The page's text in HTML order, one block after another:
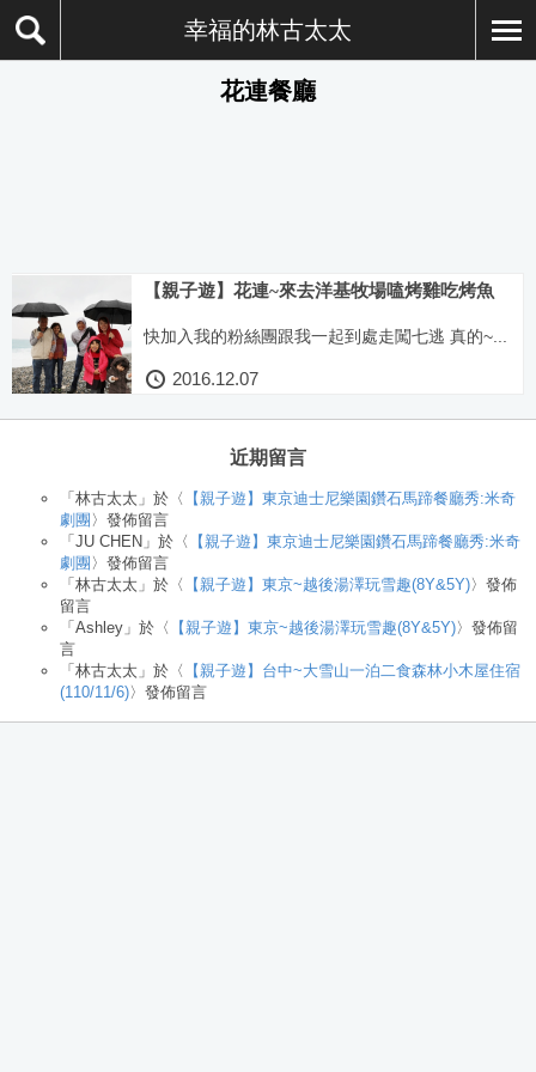
幸福的林古太太
花連餐廳
【親子遊】花連~來去洋基牧場嗑烤雞吃烤魚
快加入我的粉絲團跟我一起到處走闖七逃 真的~...
2016.12.07
近期留言
「 林古太太 」於〈
【親子遊】東京迪士尼樂園鑽石馬蹄餐廳秀:米奇
劇團 〉發佈留言
「 JU CHEN 」於〈
【親子遊】東京迪士尼樂園鑽石馬蹄餐廳秀:米奇
劇團 〉發佈留言
「 林古太太 」於〈 【親子遊】東京~越後湯澤玩雪趣(8Y&5Y)〉發佈
留言
「 Ashley 」於〈 【親子遊】東京~越後湯澤玩雪趣(8Y&5Y)〉發佈留
言
「 林古太太 」於〈
【親子遊】台中~大雪山一泊二食森林小木屋住宿
(110/11/6)〉發佈留言